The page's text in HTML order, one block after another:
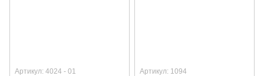
Артикул: 4024 - 01 Артикул: 1094